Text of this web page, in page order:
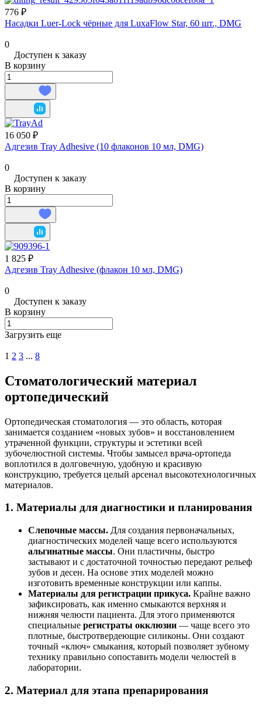
776 ₽
Насадки Luer‑Lock чёрные для LuxaFlow Star, 60 шт., DMG
0
Доступен к заказу
В корзину
16 050 ₽
Адгезив Tray Adhesive (10 флаконов 10 мл, DMG)
0
Доступен к заказу
В корзину
1 825 ₽
Адгезив Tray Adhesive (флакон 10 мл, DMG)
0
Доступен к заказу
В корзину
Загрузить еще
1 2 3 ... 8
Стоматологический материал
ортопедический
Ортопедическая стоматология — это область, которая
занимается созданием «новых зубов» и восстановлением
утраченной функции, структуры и эстетики всей
зубочелюстной системы. Чтобы замысел врача-ортопеда
воплотился в долговечную, удобную и красивую
конструкцию, требуется целый арсенал высокотехнологичных
материалов.
1. Материалы для диагностики и планирования
Слепочные массы. Для создания первоначальных,
диагностических моделей чаще всего используются
альгинатные массы. Они пластичны, быстро
застывают и с достаточной точностью передают рельеф
зубов и десен. На основе этих моделей можно
изготовить временные конструкции или каппы.
Материалы для регистрации прикуса. Крайне важно
зафиксировать, как именно смыкаются верхняя и
нижняя челюсти пациента. Для этого применяются
специальные регистраты окклюзии — чаще всего это
плотные, быстротвердеющие силиконы. Они создают
точный «ключ» смыкания, который позволяет зубному
технику правильно сопоставить модели челюстей в
лаборатории.
2. Материал для этапа препарирования